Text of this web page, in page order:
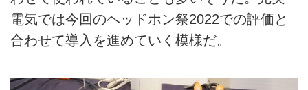
電気では今回のヘッドホン祭2022での評価と
合わせて導入を進めていく模様だ。